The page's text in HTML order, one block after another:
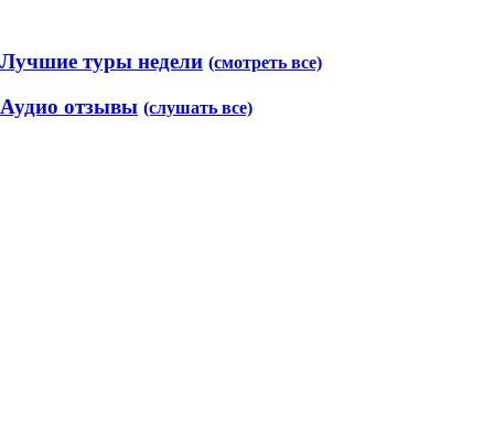
Лучшие туры недели (смотреть все)
Аудио отзывы (слушать все)